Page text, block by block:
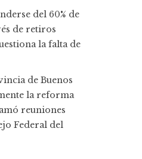
del 60% de
de retiros
la falta de
de Buenos
la reforma
reuniones
Federal del